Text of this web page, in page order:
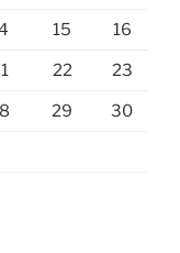
15 16
22 23
29 30